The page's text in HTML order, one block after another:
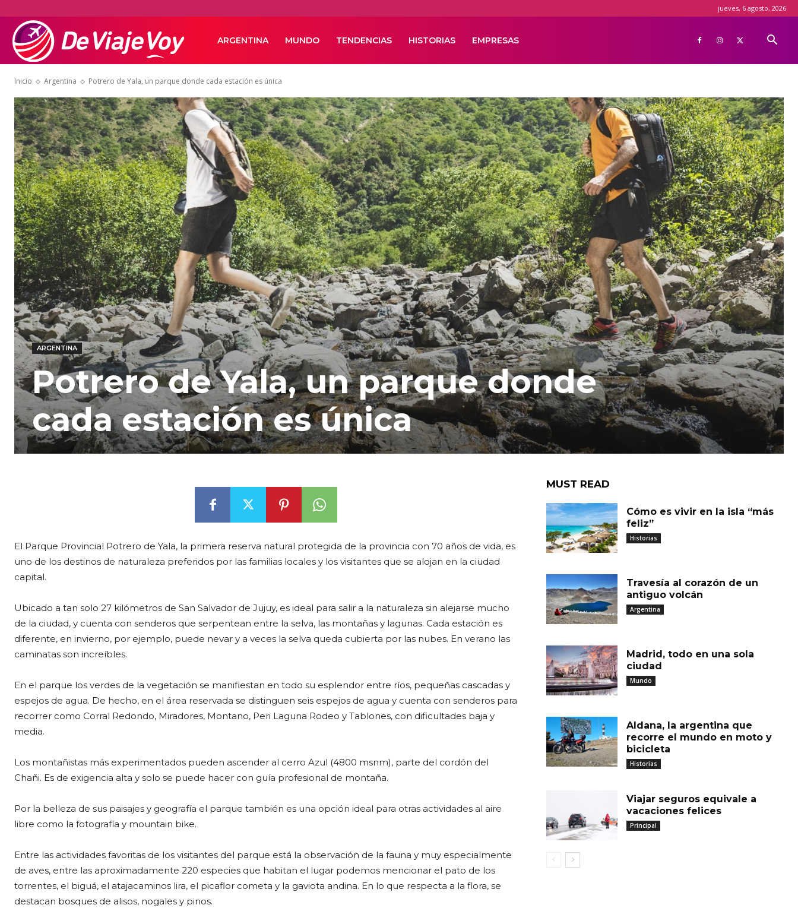
jueves, 6 agosto, 2026
De
Viaje
Voy
ARGENTINA MUNDO TENDENCIAS HISTORIAS EMPRESAS
Inicio Argentina Potrero de Yala, un parque donde cada estación es única
ARGENTINA
Potrero de Yala, un parque donde
cada estación es única
El Parque Provincial Potrero de Yala, la primera reserva natural protegida de la provincia con 70 años de vida, es
uno de los destinos de naturaleza preferidos por las familias locales y los visitantes que se alojan en la ciudad
capital.
Ubicado a tan solo 27 kilómetros de San Salvador de Jujuy, es ideal para salir a la naturaleza sin alejarse mucho
de la ciudad, y cuenta con senderos que serpentean entre la selva, las montañas y lagunas. Cada estación es
diferente, en invierno, por ejemplo, puede nevar y a veces la selva queda cubierta por las nubes. En verano las
caminatas son increíbles.
En el parque los verdes de la vegetación se manifiestan en todo su esplendor entre ríos, pequeñas cascadas y
espejos de agua. De hecho, en el área reservada se distinguen seis espejos de agua y cuenta con senderos para
recorrer como Corral Redondo, Miradores, Montano, Peri Laguna Rodeo y Tablones, con dificultades baja y
media.
Los montañistas más experimentados pueden ascender al cerro Azul (4800 msnm), parte del cordón del
Chañi. Es de exigencia alta y solo se puede hacer con guía profesional de montaña.
Por la belleza de sus paisajes y geografía el parque también es una opción ideal para otras actividades al aire
libre como la fotografía y mountain bike.
Entre las actividades favoritas de los visitantes del parque está la observación de la fauna y muy especialmente
de aves, entre las aproximadamente 220 especies que habitan el lugar podemos mencionar el pato de los
torrentes, el biguá, el atajacaminos lira, el picaflor cometa y la gaviota andina. En lo que respecta a la flora, se
destacan bosques de alisos, nogales y pinos.
MUST READ
Cómo es vivir en la isla “más
feliz”
Historias
Travesía al corazón de un
antiguo volcán
Argentina
Madrid, todo en una sola
ciudad
Mundo
Aldana, la argentina que
recorre el mundo en moto y
bicicleta
Historias
Viajar seguros equivale a
vacaciones felices
Principal